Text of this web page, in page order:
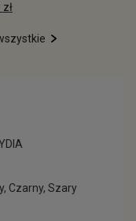
Czarny, Szary